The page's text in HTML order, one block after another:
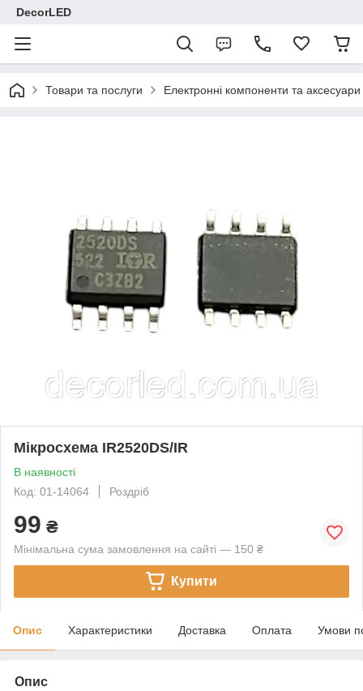
DecorLED
Товари та послуги Електронні компоненти та аксесуари
Мікросхема IR2520DS/IR
В наявності
Код: 01-14064
Роздріб
99 ₴
Мінімальна сума замовлення на сайті — 150 ₴
Купити
Опис Характеристики Доставка Оплата Умови
Опис